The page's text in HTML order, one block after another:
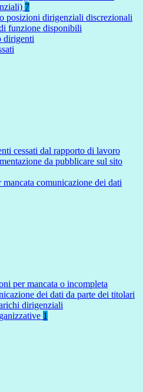
7
posizioni dirigenziali discrezionali
funzione disponibili
dirigenti
cessati dal rapporto di lavoro
da pubblicare sul sito
mancata comunicazione dei dati
per mancata o incompleta
dei dati da parte dei titolari
dirigenziali
1